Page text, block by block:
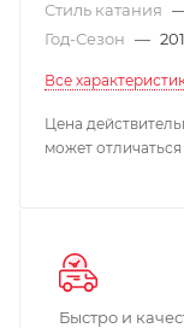
Стиль катания
Год-Сезон —
Все
Цена
может
Быстро и